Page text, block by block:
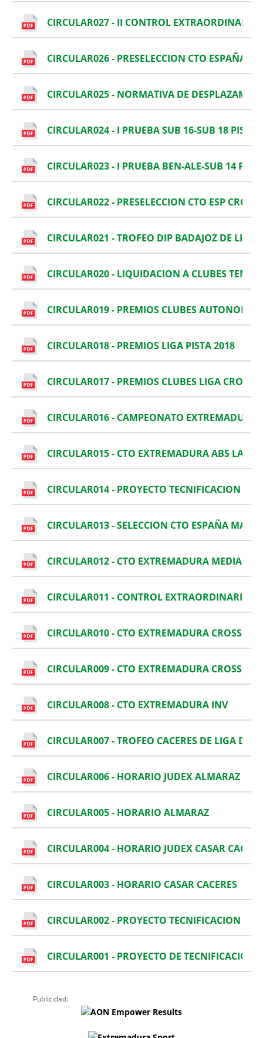
CIRCULAR027 - II CONTROL
CIRCULAR026 - PRESELECCION CTO ESPAÑA DE
CIRCULAR025 - NORMATIVA DE
CIRCULAR024 - I PRUEBA SUB 16-SUB 18 PISTA
CIRCULAR023 - I PRUEBA BEN-ALE-SUB 14
CIRCULAR022 - PRESELECCION CTO ESP CROSS
CIRCULAR021 - TROFEO DIP BADAJOZ DE LIGA
CIRCULAR020 - LIQUIDACION A CLUBES
CIRCULAR019 - PREMIOS CLUBES
CIRCULAR018 - PREMIOS LIGA PISTA 2018
CIRCULAR017 - PREMIOS CLUBES LIGA CROSS
CIRCULAR016 - CAMPEONATO EXTREMADURA
CIRCULAR015 - CTO EXTREMADURA ABS LANZ
CIRCULAR014 - PROYECTO TECNIFICACION
CIRCULAR013 - SELECCION CTO ESPAÑA
CIRCULAR012 - CTO EXTREMADURA MEDIA
CIRCULAR011 - CONTROL EXTRAORDINARIO
CIRCULAR010 - CTO EXTREMADURA CROSS
CIRCULAR009 - CTO EXTREMADURA CROSS
CIRCULAR008 - CTO EXTREMADURA INV
CIRCULAR007 - TROFEO CACERES DE LIGA DE
CIRCULAR006 - HORARIO JUDEX ALMARAZ
CIRCULAR005 - HORARIO ALMARAZ
CIRCULAR004 - HORARIO JUDEX CASAR
CIRCULAR003 - HORARIO CASAR CACERES
CIRCULAR002 - PROYECTO TECNIFICACION
CIRCULAR001 - PROYECTO DE TECNIFICACION
Publicidad: